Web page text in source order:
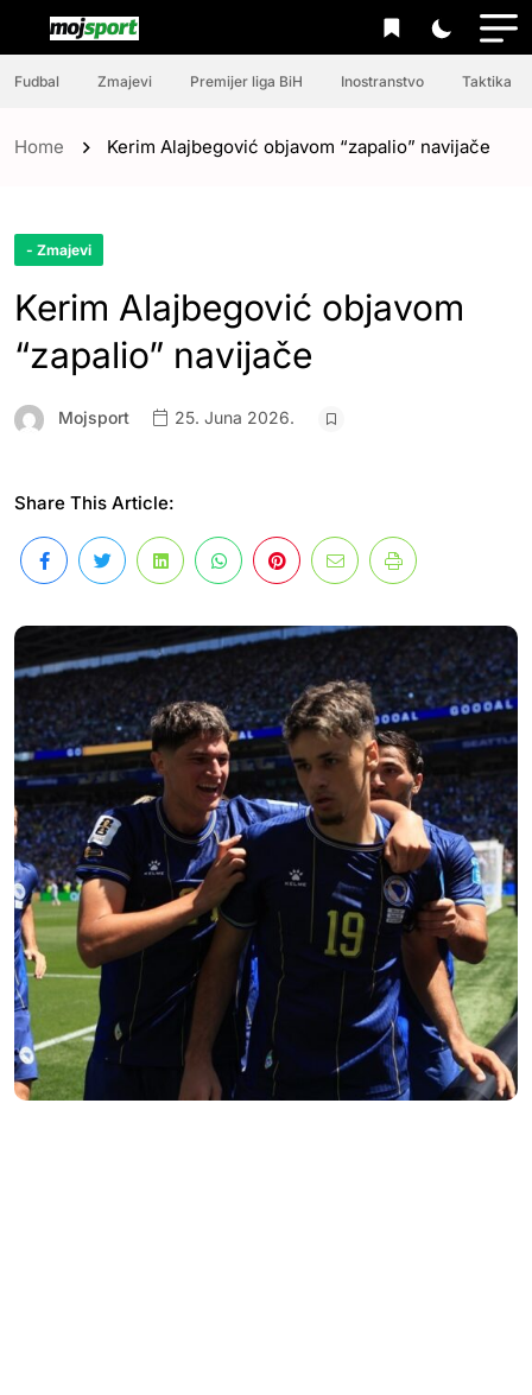
Fudbal Zmajevi Premijer liga BiH Inostranstvo Taktika
Home Kerim Alajbegović objavom “zapalio” navijače
- Zmajevi
Kerim Alajbegović objavom
“zapalio” navijače
Mojsport 25. Juna 2026.
Share This Article: